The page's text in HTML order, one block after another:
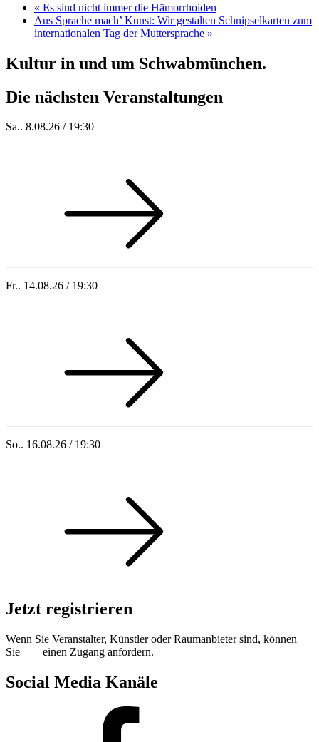
« Es sind nicht immer die Hämorrhoiden
Aus Sprache mach’ Kunst: Wir gestalten Schnipselkarten zum
internationalen Tag der Muttersprache »
Kultur in und um Schwabmünchen.
Die nächsten Veranstaltungen
Sa.. 8.08.26 / 19:30
Fr.. 14.08.26 / 19:30
So.. 16.08.26 / 19:30
Jetzt registrieren
Wenn Sie Veranstalter, Künstler oder Raumanbieter sind, können
Sie
einen Zugang anfordern.
Social Media Kanäle